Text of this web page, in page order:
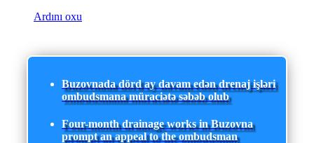
Ardını oxu
Buzovnada dörd ay davam edən drenaj işləri
ombudsmana müraciətə səbəb olub
Four-month drainage works in Buzovna
prompt an appeal to the ombudsman